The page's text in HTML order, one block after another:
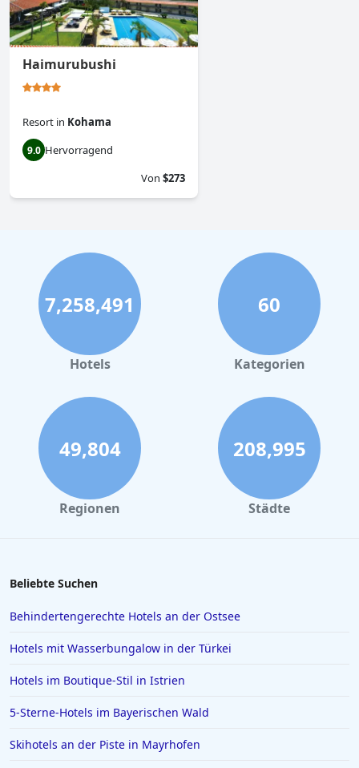
Haimurubushi
Resort in Kohama
9.0 Hervorragend
Von $273
7,258,491
Hotels
60
Kategorien
49,804
Regionen
208,995
Städte
Beliebte Suchen
Behindertengerechte Hotels an der Ostsee
Hotels mit Wasserbungalow in der Türkei
Hotels im Boutique-Stil in Istrien
5-Sterne-Hotels im Bayerischen Wald
Skihotels an der Piste in Mayrhofen